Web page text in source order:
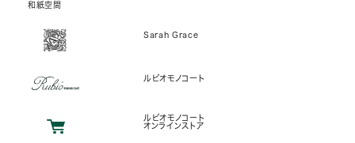
和紙空間
Sarah Grace
ルビオモノコート
ルビオモノコート
オンラインストア